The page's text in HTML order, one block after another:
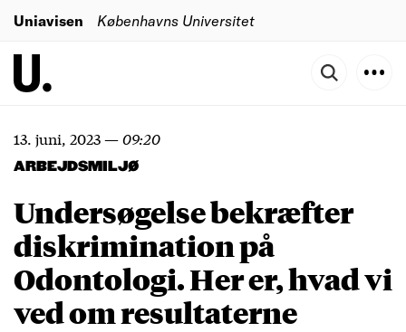
Uniavisen Københavns Universitet
13. juni, 2023—09:20
ARBEJDSMILJØ
Undersøgelse bekræfter
diskrimination på
Odontologi. Her er, hvad vi
ved om resultaterne